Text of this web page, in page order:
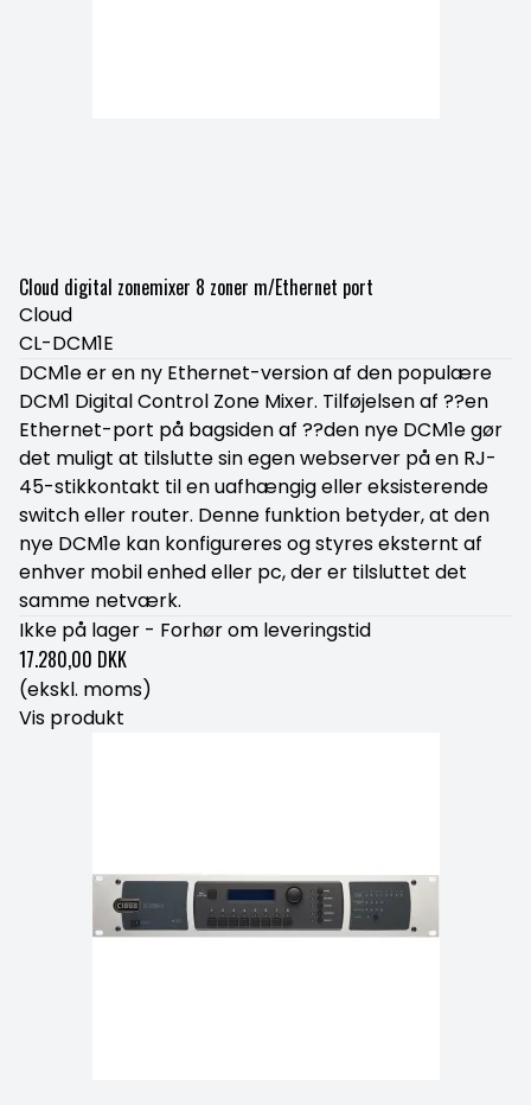
Cloud digital zonemixer 8 zoner m/Ethernet port
Cloud
CL-DCM1E
DCM1e er en ny Ethernet-version af den populære
DCM1 Digital Control Zone Mixer. Tilføjelsen af ??en
Ethernet-port på bagsiden af ??den nye DCM1e gør
det muligt at tilslutte sin egen webserver på en RJ-
45-stikkontakt til en uafhængig eller eksisterende
switch eller router. Denne funktion betyder, at den
nye DCM1e kan konfigureres og styres eksternt af
enhver mobil enhed eller pc, der er tilsluttet det
samme netværk.
Ikke på lager - Forhør om leveringstid
17.280,00 DKK
(ekskl. moms)
Vis produkt